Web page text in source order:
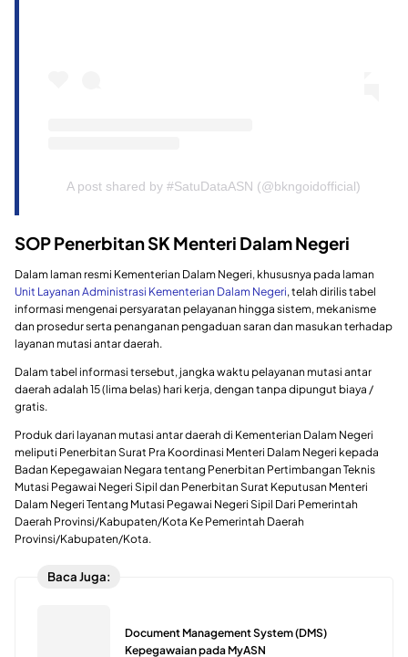
A post shared by #SatuDataASN (@bkngoidofficial)
SOP Penerbitan SK Menteri Dalam Negeri
Dalam laman resmi Kementerian Dalam Negeri, khususnya pada laman
Unit Layanan Administrasi Kementerian Dalam Negeri, telah dirilis tabel
informasi mengenai persyaratan pelayanan hingga sistem, mekanisme
dan prosedur serta penanganan pengaduan saran dan masukan terhadap
layanan mutasi antar daerah.
Dalam tabel informasi tersebut, jangka waktu pelayanan mutasi antar
daerah adalah 15 (lima belas) hari kerja, dengan tanpa dipungut biaya /
gratis.
Produk dari layanan mutasi antar daerah di Kementerian Dalam Negeri
meliputi Penerbitan Surat Pra Koordinasi Menteri Dalam Negeri kepada
Badan Kepegawaian Negara tentang Penerbitan Pertimbangan Teknis
Mutasi Pegawai Negeri Sipil dan Penerbitan Surat Keputusan Menteri
Dalam Negeri Tentang Mutasi Pegawai Negeri Sipil Dari Pemerintah
Daerah Provinsi/Kabupaten/Kota Ke Pemerintah Daerah
Provinsi/Kabupaten/Kota.
Baca Juga:
Document Management System (DMS)
Kepegawaian pada MyASN